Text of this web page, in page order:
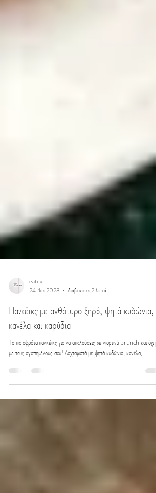
eatme
24 Νοε 2023
διαβάστηκε 2 λεπτά
Πανκέικς με ανθότυρο ξηρό, ψητά κυδώνια,
κανέλα και καρύδια
με τους αγαπημένους σου! Λαχταριστά με ψητά κυδώνια, κανέλα,...